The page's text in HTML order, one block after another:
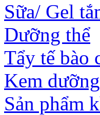
Sữa/ Gel
Dưỡng thể
Tẩy tế bào
Kem
Sản phẩm